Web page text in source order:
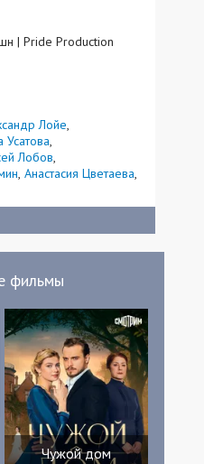
| Pride Production
Лойе
Усатова
Лобов
Анастасия Цветаева
фильмы
Чужой дом